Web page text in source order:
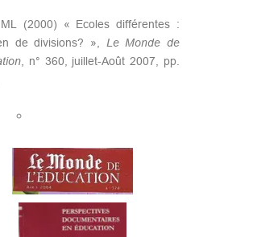
(2000) « Ecoles différentes :
de divisions? », Le Monde de
, n° 360, juillet-Août 2007, pp.